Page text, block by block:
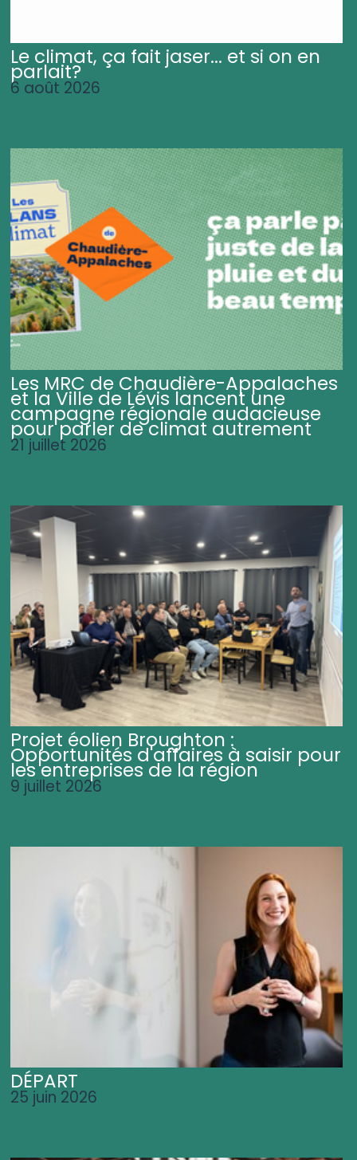
Le climat, ça fait jaser... et si on en
parlait?
6 août 2026
Les MRC de Chaudière-Appalaches
et la Ville de Lévis lancent une
campagne régionale audacieuse
pour parler de climat autrement
21 juillet 2026
Projet éolien Broughton :
Opportunités d'affaires à saisir pour
les entreprises de la région
9 juillet 2026
DÉPART
25 juin 2026